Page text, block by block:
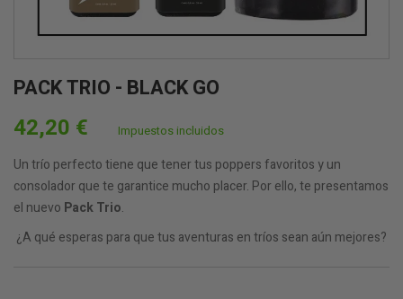
PACK TRIO - BLACK GO
42,20 € Impuestos incluidos
Un trío perfecto tiene que tener tus poppers favoritos y un
consolador que te garantice mucho placer. Por ello, te presentamos
el nuevo Pack Trio.
¿A qué esperas para que tus aventuras en tríos sean aún mejores?